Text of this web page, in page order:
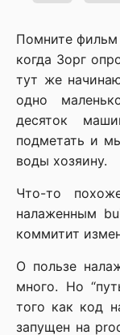
Помните фильм
когда Зорг
тут же
одно
десяток
подметать и
воды хозяину.
Что-то
налаженным
коммитит
О пользе
много. Но
того как код
запущен на